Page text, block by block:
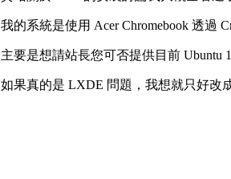
我的系統是使用 Acer Chromebook 透過
主要是想請站長您可否提供目前 Ubuntu
如果真的是 LXDE 問題，我想就只好改